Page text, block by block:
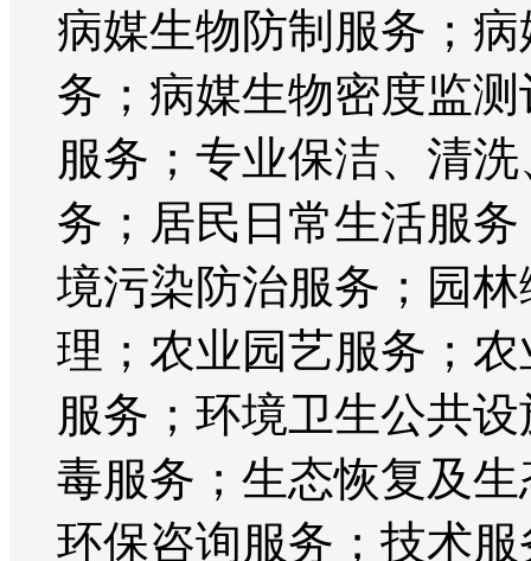
病媒生物防制服务；
务；病媒生物密度监
服务；专业保洁、清
务；居民日常生活服
境污染防治服务；园
理；农业园艺服务；
服务；环境卫生公共
毒服务；生态恢复及
环保咨询服务；技术